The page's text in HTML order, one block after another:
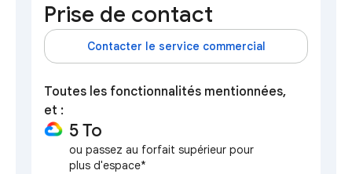
Prise de contact
Contacter le service commercial
Toutes les fonctionnalités mentionnées,
et :
5 To
ou passez au forfait supérieur pour
plus d'espace*